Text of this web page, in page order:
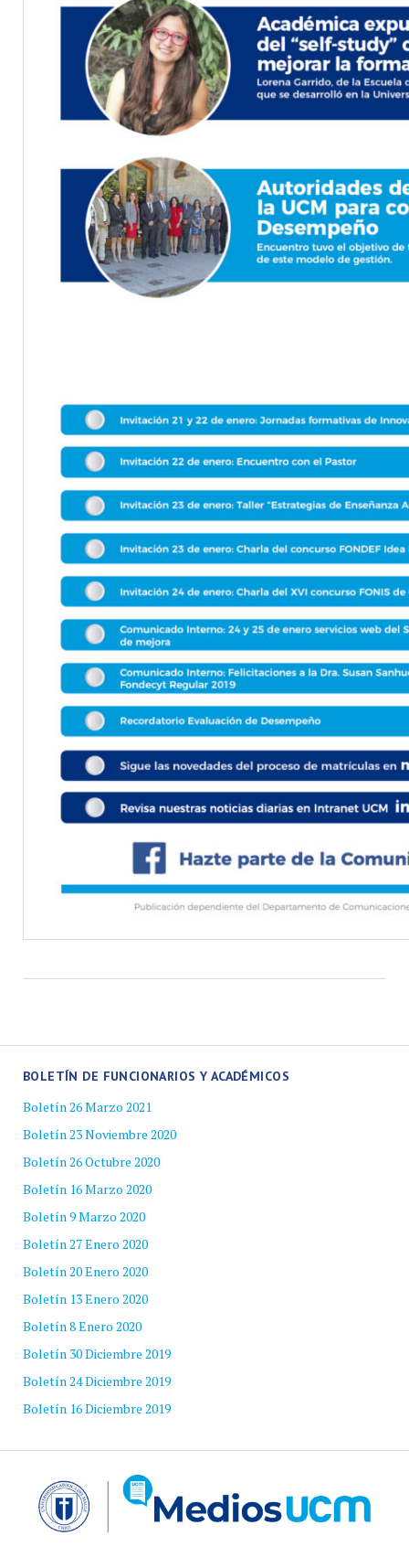
BOLETÍN DE FUNCIONARIOS Y ACADÉMICOS
Boletín 26 Marzo 2021
Boletín 23 Noviembre 2020
Boletín 26 Octubre 2020
Boletín 16 Marzo 2020
Boletín 9 Marzo 2020
Boletín 27 Enero 2020
Boletín 20 Enero 2020
Boletín 13 Enero 2020
Boletín 8 Enero 2020
Boletín 30 Diciembre 2019
Boletín 24 Diciembre 2019
Boletín 16 Diciembre 2019